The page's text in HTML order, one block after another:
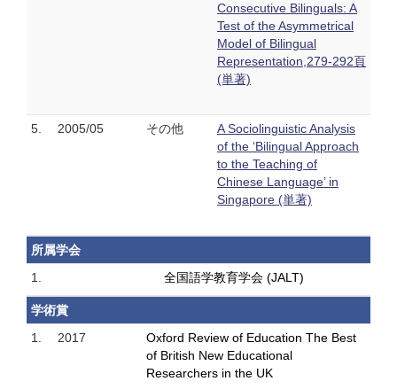
Consecutive Bilinguals: A
Test of the Asymmetrical
Model of Bilingual
Representation,279-292頁
(単著)
5. 2005/05 その他
A Sociolinguistic Analysis
of the ‘Bilingual Approach
to the Teaching of
Chinese Language’ in
Singapore (単著)
所属学会
1.
全国語学教育学会 (JALT)
学術賞
1.
2017
Oxford Review of Education The Best
of British New Educational
Researchers in the UK